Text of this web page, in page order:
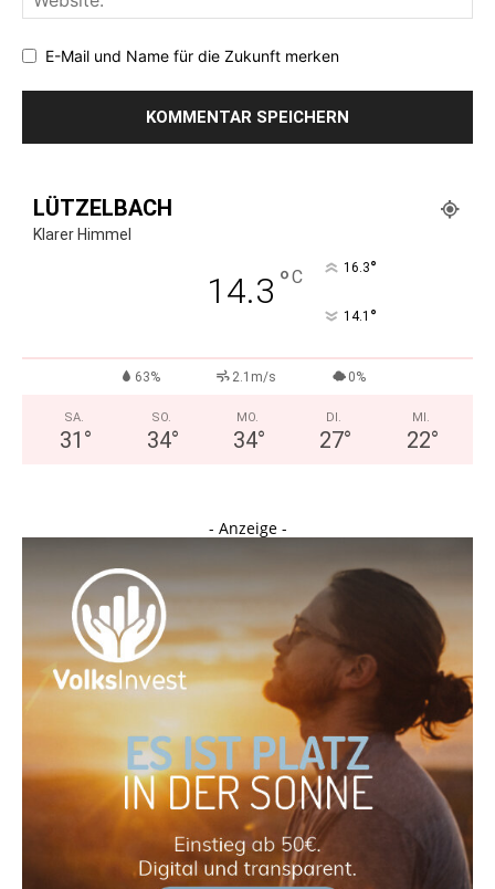
E-Mail und Name für die Zukunft merken
LÜTZELBACH
Klarer Himmel
14.3 °C 16.3°
14.1 °
63% 2.1m/s 0%
SA.
31 °
SO.
34°
MO.
34°
DI.
27°
MI.
22°
- Anzeige -